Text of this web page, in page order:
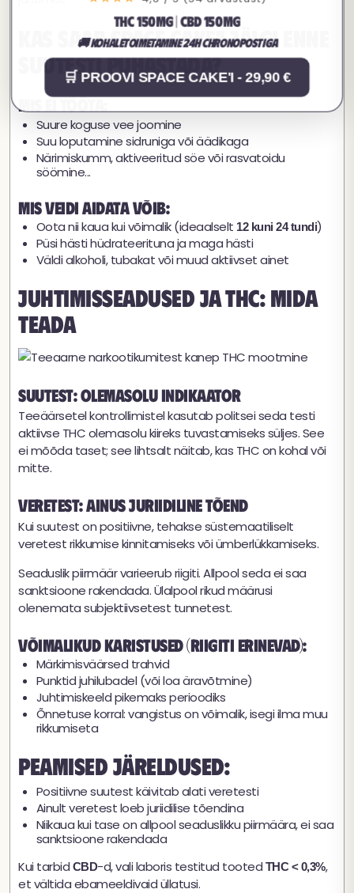
Kas saab space cake'i jälgi enne
suutesti puhastada?
Mis ei tööta:
Suure koguse vee joomine
Suu loputamine sidruniga või äädikaga
Närimiskumm, aktiveeritud söe või rasvatoidu
söömine...
Mis veidi aidata võib:
Oota nii kaua kui võimalik (ideaalselt 12 kuni 24 tundi)
Püsi hästi hüdrateerituna ja maga hästi
Väldi alkoholi, tubakat või muud aktiivset ainet
Juhtimisseadused ja THC: mida
teada
Suutest: olemasolu indikaator
Teeäärsetel kontrollimistel kasutab politsei seda testi
aktiivse THC olemasolu kiireks tuvastamiseks süljes. See
ei mõõda taset; see lihtsalt näitab, kas THC on kohal või
mitte.
Veretest: ainus juriidiline tõend
Kui suutest on positiivne, tehakse süstemaatiliselt
veretest rikkumise kinnitamiseks või ümberlükkamiseks.
Seaduslik piirmäär varieerub riigiti. Allpool seda ei saa
sanktsioone rakendada. Ülalpool rikud määrusi
olenemata subjektiivsetest tunnetest.
Võimalikud karistused (riigiti erinevad):
Märkimisväärsed trahvid
Punktid juhilubadel (või loa äravõtmine)
Juhtimiskeeld pikemaks perioodiks
Õnnetuse korral: vangistus on võimalik, isegi ilma muu
rikkumiseta
Peamised järeldused:
Positiivne suutest käivitab alati veretesti
Ainult veretest loeb juriidilise tõendina
Niikaua kui tase on allpool seaduslikku piirmäära, ei saa
sanktsioone rakendada
Kui tarbid CBD-d, vali laboris testitud tooted THC < 0,3%,
et vältida ebameeldivaid üllatusi.
THC 150MG | CBD 150MG
🚚 Kohaletoimetamine 24h Chronopostiga
🛒 PROOVI SPACE CAKE'I - 29,90 €